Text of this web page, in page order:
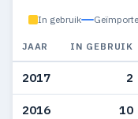
In gebruik
JAAR IN GEBRUIK
2017 2
2016 10